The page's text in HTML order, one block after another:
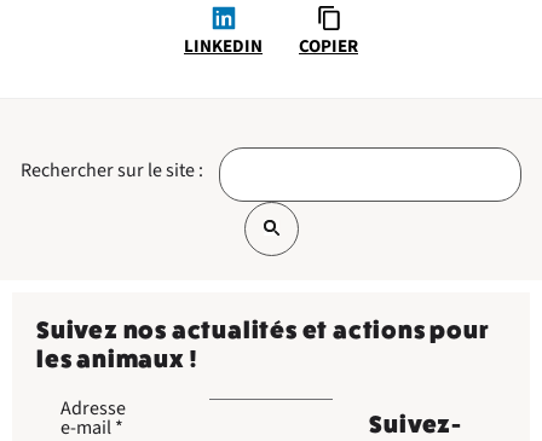
LINKEDIN COPIER
Rechercher sur le site :
Suivez nos actualités et actions pour
les animaux !
Adresse
e-mail*
Suivez-